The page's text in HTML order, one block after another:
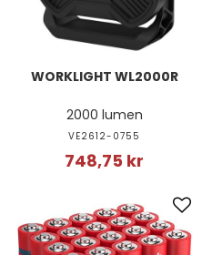
WORKLIGHT WL2000R
2000 lumen
VE2612-0755
748,75 kr